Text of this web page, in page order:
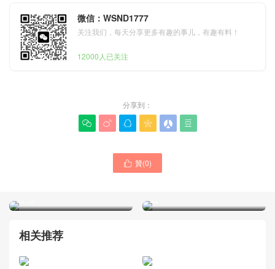
微信：WSND1777
关注我们，每天分享更多有趣的事儿，有趣有料！
12000人已关注
分享到：
     
 贊(0)
Prada包包是高奢還是頂奢
Singapore Prada包包新款
相关推荐